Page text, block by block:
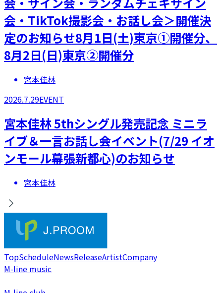
会・TikTok撮影会・お話し会＞開催決
定のお知らせ8月1日(土)東京①開催分、
8月2日(日)東京②開催分
宮本佳林
2026.7.29EVENT
宮本佳林 5thシングル発売記念 ミニラ
イブ＆一言お話し会イベント(7/29 イオ
ンモール幕張新都心)のお知らせ
宮本佳林
TopScheduleNewsReleaseArtistCompany
M-line music